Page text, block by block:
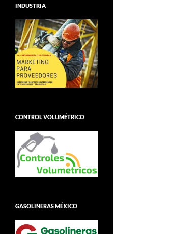
INDUSTRIA
CONTROL VOLUMÉTRICO
GASOLINERAS MÉXICO